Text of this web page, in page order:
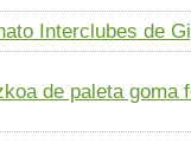
Interclubes de
de paleta goma